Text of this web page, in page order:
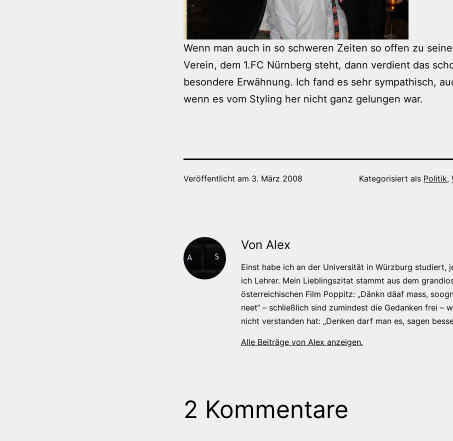
Wenn man auch in so schweren Zeiten so offen zu
Verein, dem 1.FC Nürnberg steht, dann verdient das
besondere Erwähnung. Ich fand es sehr sympathisch,
wenn es vom Styling her nicht ganz gelungen war.
Veröffentlicht am 3. März 2008 Kategorisiert als Politik,
Von Alex
Einst habe ich an der Universität in Würzburg studiert,
ich Lehrer. Mein Lieblingszitat stammt aus dem
österreichischen Film Poppitz: „Dänkn däaf mass,
neet“ – schließlich sind zumindest die Gedanken frei –
nicht verstanden hat: „Denken darf man es, sagen
Alle Beiträge von Alex anzeigen.
2 Kommentare